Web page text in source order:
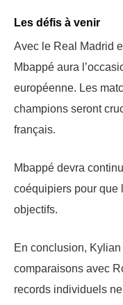
Les défis à venir
Avec le Real Madrid
Mbappé aura
européenne. Les
champions seront
français.
Mbappé devra
coéquipiers pour que
objectifs.
En conclusion,
comparaisons avec
records individuels